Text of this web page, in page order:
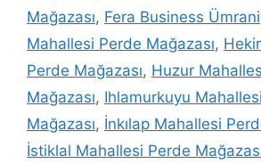
Mağazası, Fera Business
Mahallesi Perde Mağazası,
Perde Mağazası, Huzur
Mağazası, Ihlamurkuyu
Mağazası, İnkılap Mahallesi
İstiklal Mahallesi Perde